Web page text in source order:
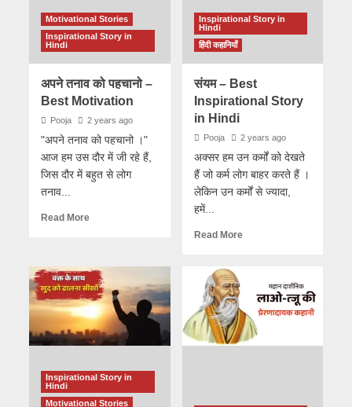
Motivational Stories
Inspirational Story in
Hindi
अपने तनाव को पहचानो –
Best Motivation
Pooja 2 years ago
"अपने तनाव को पहचानो ।"
आज हम उस दौर में जी रहे हैं,
जिस दौर में बहुत से लोग
तनाव...
Read More
Inspirational Story in
Hindi
हिंदी कहानियाँ
संयम – Best
Inspirational Story
in Hindi
Pooja 2 years ago
अक्सर हम उन कर्मों को देखते
हैं जो कर्म लोग बाहर करते हैं ।
लेकिन उन कर्मों से ज्यादा,
हमें...
Read More
Inspirational Story in
Hindi
Motivational Stories